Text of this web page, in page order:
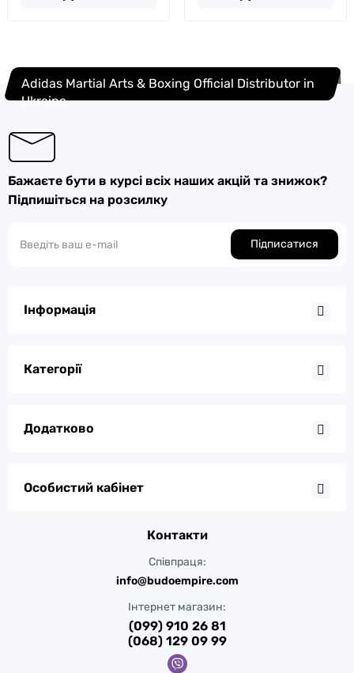
Adidas Martial Arts & Boxing Official Distributor in
Ukraine
Бажаєте бути в курсі всіх наших акцій та знижок?
Підпишіться на розсилку
Підписатися
Інформація
Категорії
Додатково
Особистий кабінет
Контакти
Співпраця:
info@budoempire.com
Інтернет магазин:
(099) 910 26 81
(068) 129 09 99